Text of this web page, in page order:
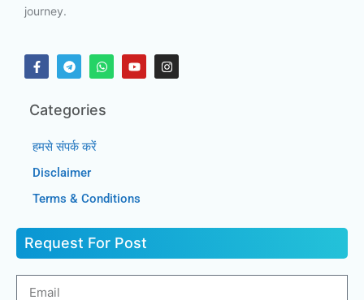
journey.
Categories
हमसे संपर्क करें
Disclaimer
Terms & Conditions
Request For Post